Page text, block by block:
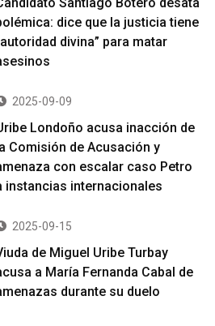
dice que la justicia tiene
divina” para matar
2025-09-09
Londoño acusa inacción de
Comisión de Acusación y
con escalar caso Petro
instancias internacionales
2025-09-15
de Miguel Uribe Turbay
a María Fernanda Cabal de
durante su duelo